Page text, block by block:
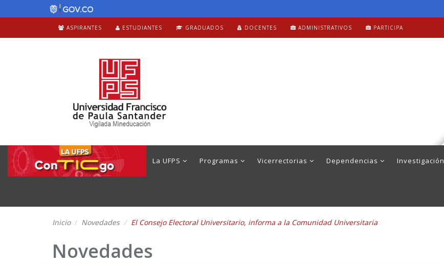
ASPIRANTES ESTUDIANTES GRADUADOS DOCENTES ADMINISTRATIVOS PARTICIPA
La UFPS Programas Vicerrectorias Dependencias Investigación
Inicio Novedades El Consejo Electoral Universitario, informa a la Comunidad Universitaria
Novedades